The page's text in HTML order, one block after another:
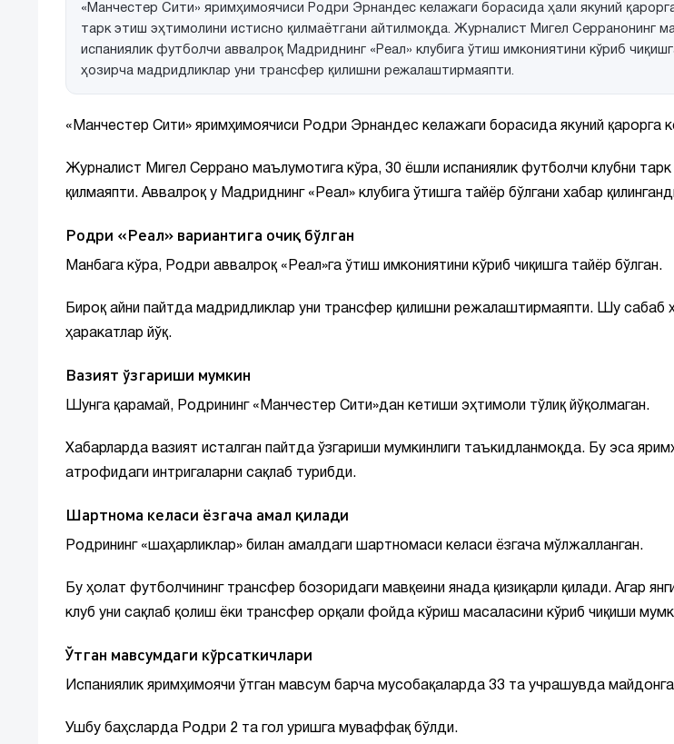
«Манчестер Сити» яримҳимоячиси Родри Эрнандес келажаги борасида ҳали якуний
тарк этиш эҳтимолини истисно қилмаётгани айтилмоқда. Журналист Мигел Серранонинг
испаниялик футболчи аввалроқ Мадриднинг «Реал» клубига ўтиш имкониятини кўриб
ҳозирча мадридликлар уни трансфер қилишни режалаштирмаяпти.
«Манчестер Сити» яримҳимоячиси Родри Эрнандес келажаги борасида якуний қарорга
Журналист Мигел Серрано маълумотига кўра, 30 ёшли испаниялик футболчи клубни
қилмаяпти. Аввалроқ у Мадриднинг «Реал» клубига ўтишга тайёр бўлгани хабар
Родри «Реал» вариантига очиқ бўлган
Манбага кўра, Родри аввалроқ «Реал»га ўтиш имкониятини кўриб чиқишга тайёр бўлган.
Бироқ айни пайтда мадридликлар уни трансфер қилишни режалаштирмаяпти. Шу сабаб
ҳаракатлар йўқ.
Вазият ўзгариши мумкин
Шунга қарамай, Родрининг «Манчестер Сити»дан кетиши эҳтимоли тўлиқ йўқолмаган.
Хабарларда вазият исталган пайтда ўзгариши мумкинлиги таъкидланмоқда. Бу эса
атрофидаги интригаларни сақлаб турибди.
Шартнома келаси ёзгача амал қилади
Родрининг «шаҳарликлар» билан амалдаги шартномаси келаси ёзгача мўлжалланган.
Бу ҳолат футболчининг трансфер бозоридаги мавқеини янада қизиқарли қилади. Агар
клуб уни сақлаб қолиш ёки трансфер орқали фойда кўриш масаласини кўриб чиқиши
Ўтган мавсумдаги кўрсаткичлари
Испаниялик яримҳимоячи ўтган мавсум барча мусобақаларда 33 та учрашувда
Ушбу баҳсларда Родри 2 та гол уришга муваффақ бўлди.